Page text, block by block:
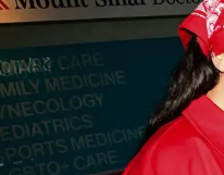
beleven zonder dat alles
efficiënt hoeft te zijn.
verrassend prettig.